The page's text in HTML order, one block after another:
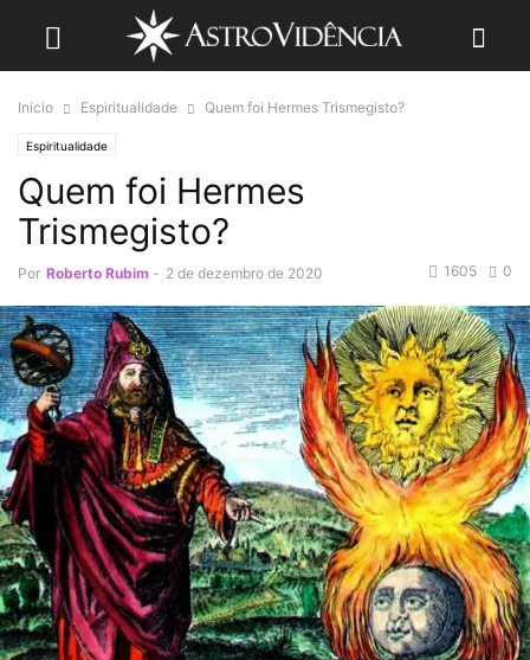
Início Espiritualidade Quem foi Hermes Trismegisto?
Espiritualidade
Quem foi Hermes
Trismegisto?
Por Roberto Rubim - 2 de dezembro de 2020 0
1605